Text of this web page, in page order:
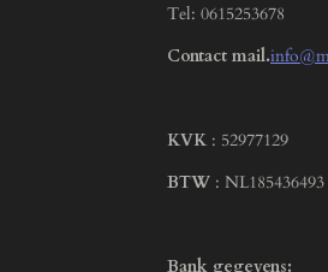
Tel: 0615253678
Contact mail.
KVK : 52977129
BTW : NL185436493
Bank gegevens: